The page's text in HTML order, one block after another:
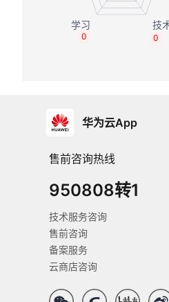
0
0
华为云App
售前咨询热线
950808转1
技术服务咨询
售前咨询
备案服务
云商店咨询